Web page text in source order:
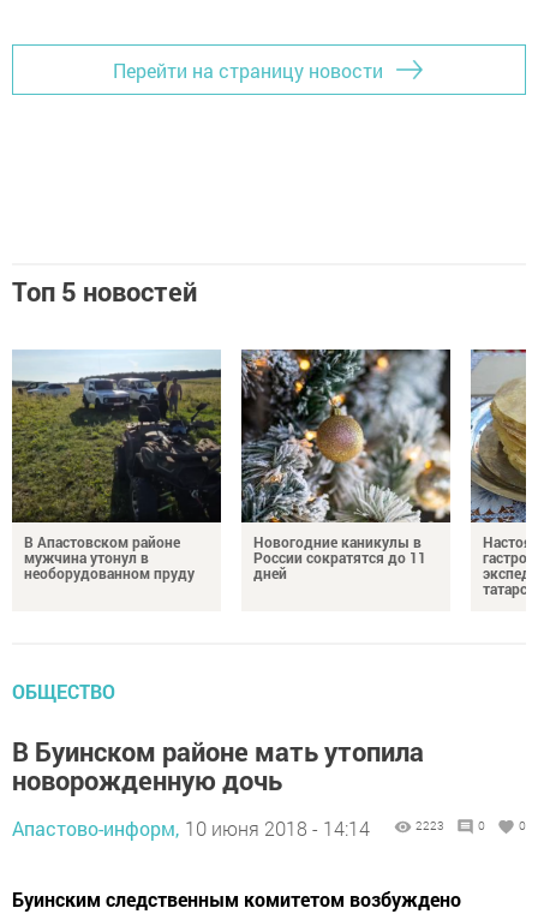
Перейти на страницу новости
Топ 5 новостей
В Апастовском районе
мужчина утонул в
необорудованном пруду
Новогодние каникулы в
России сократятся до 11
дней
ОБЩЕСТВО
В Буинском районе мать утопила
новорожденную дочь
Апастово-информ, 10 июня 2018 - 14:14 2223 0 0
Буинским следственным комитетом возбуждено